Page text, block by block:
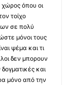
χώρος όπου οι
τοίχο
σε πολύ
μόνοι τους
ψέμα και τι
δεν μπορουν
και
μόνο από την